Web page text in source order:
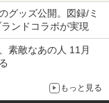
グッズ公開。図録/ミ
ンドコラボが実現
素敵なあの人 11月
もっと見る